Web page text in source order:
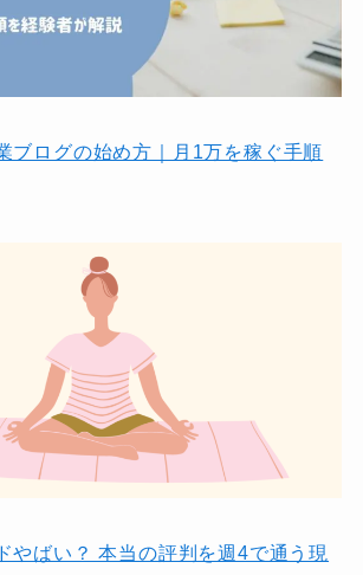
ブログの始め方｜月1万を稼ぐ手順
やばい？ 本当の評判を週4で通う現